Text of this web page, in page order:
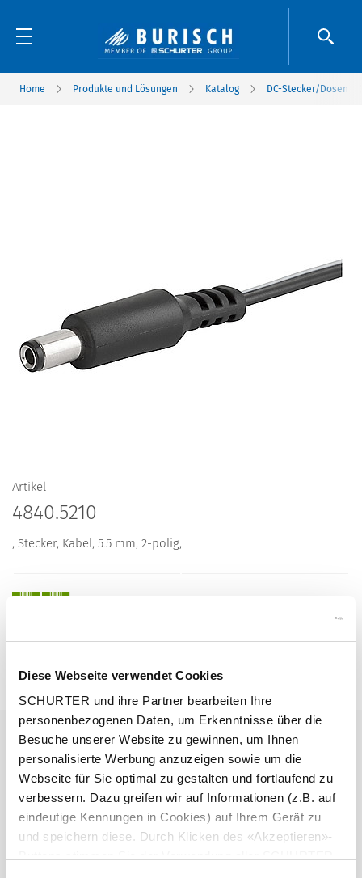
Diese Webseite verwendet Cookies
SCHURTER und ihre Partner bearbeiten Ihre
personenbezogenen Daten, um Erkenntnisse über die
Besuche unserer Website zu gewinnen, um Ihnen
personalisierte Werbung anzuzeigen sowie um die
Webseite für Sie optimal zu gestalten und fortlaufend zu
verbessern. Dazu greifen wir auf Informationen (z.B. auf
eindeutige Kennungen in Cookies) auf Ihrem Gerät zu
und speichern diese. Durch Klicken des «Akzeptieren»-
Home Produkte und Lösungen Katalog DC-Stecker/Dosen
Artikel
4840.5210
, Stecker, Kabel, 5.5 mm, 2-polig,
Beschreibung 4840.5210
Details 4840.5210
Durchmesser
Polzahl 2-polig
Nenndaten DC 1.0 A / 12 VDC